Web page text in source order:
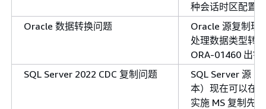
种会话时区配置
Oracle 数据转换问题
Oracle 源复制现
处理数据类型转
ORA-01460 出错
SQL Server 2022 CDC 复制问题
SQL Server 源（
本）现在可以在
实施 MS 复制先